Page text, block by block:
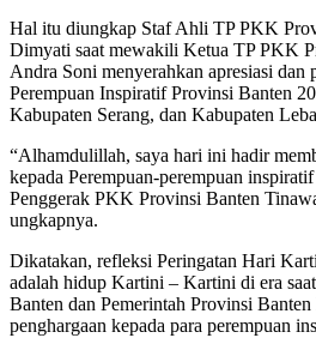
Hal itu diungkap Staf Ahli TP PKK
Dimyati saat mewakili Ketua TP PKK
Andra Soni menyerahkan apresiasi dan
Perempuan Inspiratif Provinsi Banten
Kabupaten Serang, dan Kabupaten
“Alhamdulillah, saya hari ini hadir
kepada Perempuan-perempuan
Penggerak PKK Provinsi Banten
ungkapnya.
Dikatakan, refleksi Peringatan Hari
adalah hidup Kartini – Kartini di era
Banten dan Pemerintah Provinsi
penghargaan kepada para perempuan